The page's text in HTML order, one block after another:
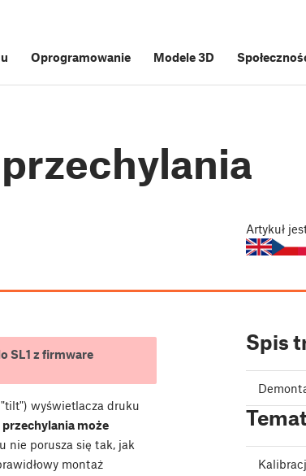
Oprogramowanie Modele 3D
Artykuł
SL1 z firmware
wyświetlacza druku
może
nie porusza się tak, jak
montaż
Spis